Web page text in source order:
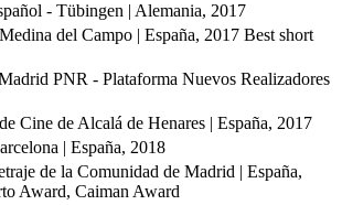
- Tübingen | Alemania, 2017
del Campo | España, 2017 Best short
PNR - Plataforma Nuevos Realizadores
Cine de Alcalá de Henares | España, 2017
| España, 2018
de la Comunidad de Madrid | España,
Award, Caiman Award